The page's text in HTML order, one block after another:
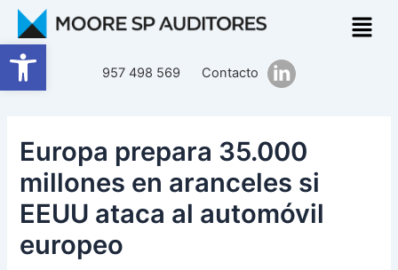
Abrir barra de herramientas
contenido
957 498 569
Contacto
Europa prepara 35.000
millones en aranceles si
EEUU ataca al automóvil
europeo
Navegación
de
entradas